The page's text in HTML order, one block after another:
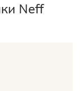
Neff